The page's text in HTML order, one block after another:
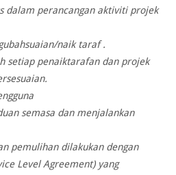
dalam perancangan aktiviti projek
naik taraf .
setiap penaiktarafan dan projek
semasa dan menjalankan
pemulihan dilakukan dengan
Level Agreement) yang